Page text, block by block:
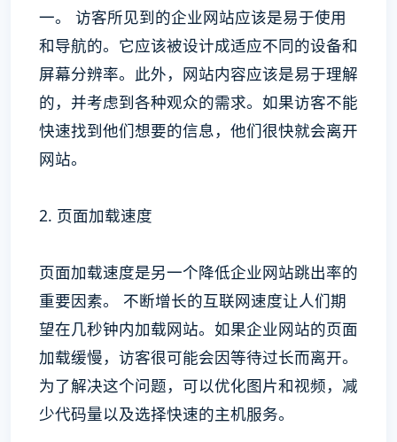
一。 访客所见到的企业网站应该是易于使用
和导航的。它应该被设计成适应不同的设备和
屏幕分辨率。此外，网站内容应该是易于理解
的，并考虑到各种观众的需求。如果访客不能
快速找到他们想要的信息，他们很快就会离开
网站。
2. 页面加载速度
页面加载速度是另一个降低企业网站跳出率的
重要因素。 不断增长的互联网速度让人们期
望在几秒钟内加载网站。如果企业网站的页面
加载缓慢，访客很可能会因等待过长而离开。
为了解决这个问题，可以优化图片和视频，减
少代码量以及选择快速的主机服务。